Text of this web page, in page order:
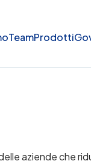
TeamProdotti
aziende che